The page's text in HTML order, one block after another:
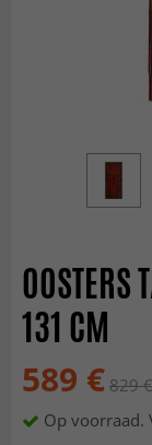
131 CM
589 € 829 €
Op voorraad.